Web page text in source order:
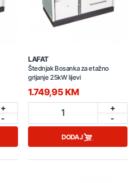
+
-
LAFAT
Štednjak Bosanka za etažno
grijanje 25kW lijevi
1.749,95 KM
1
+
-
DODAJ